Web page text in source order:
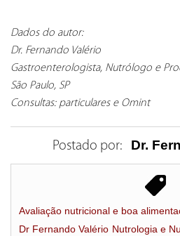
Dados do autor:
Dr. Fernando Valério
Gastroenterologista, Nutrólogo e
São Paulo, SP
Consultas: particulares e Omint
Postado por: Dr.
Avaliação nutricional e boa
Dr Fernando Valério Nutrologia e